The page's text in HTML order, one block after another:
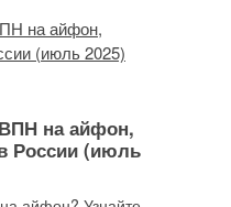
*
на айфон,
России (июль